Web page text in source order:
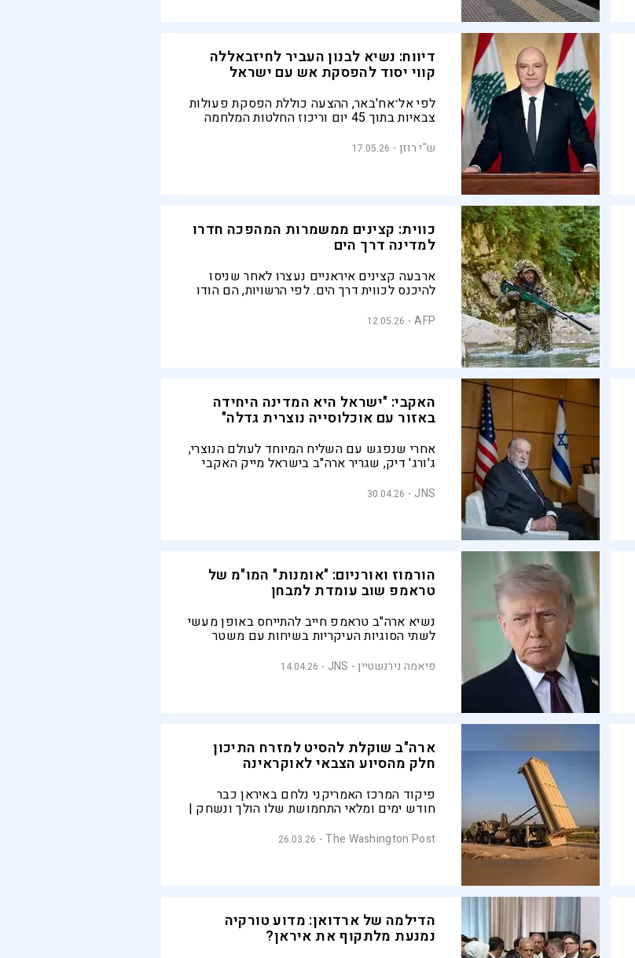
דיווח: נשיא לבנון העביר לחיזבאללה
קווי יסוד להפסקת אש עם ישראל
לפי אל־אח'באר, ההצעה כוללת הפסקת פעולות
צבאיות בתוך 45 יום וריכוז החלטות המלחמה
המרכזית היא אם לבנון מסוגלת לאכוף את
ההסדר על חיזבאללה
ש"י רוזן 17.05.26
כווית: קצינים ממשמרות המהפכה חדרו
למדינה דרך הים
ארבעה קצינים איראניים נעצרו לאחר שניסו
להיכנס לכווית דרך הים. לפי הרשויות, הם הודו
לבצע פעולה עוינת במדינה
AFP
12.05.26
האקבי: "ישראל היא המדינה היחידה
באזור עם אוכלוסייה נוצרית גדלה"
אחרי שנפגש עם השליח המיוחד לעולם הנוצרי,
ג'ורג' דיק, שגריר ארה"ב בישראל מייק האקבי
כבסיס לחברה חופשית ומשגשגת"
JNS
30.04.26
הורמוז ואורניום: "אומנות" המו"מ של
טראמפ שוב עומדת למבחן
נשיא ארה"ב טראמפ חייב להתייחס באופן מעשי
לשתי הסוגיות העיקריות בשיחות עם משטר
המלחמה אין משמעות רבה אם גם הדורות
האיראניים הבאים ימשיכו להילחם בישראל
פיאמה נירנשטיין - JNS 14.04.26
ארה"ב שוקלת להסיט למזרח התיכון
חלק מהסיוע הצבאי לאוקראינה
פיקוד המרכז האמריקני נלחם באיראן כבר
חודש ימים ומלאי התחמושת שלו הולך ונשחק |
להעביר מערכות הגנה אווירית מתקדמות, שיועדו
להגיע לאוקראינה, ל"בעלות בריתה" במזרח
The Washington Post
26.03.26
הדילמה של ארדואן: מדוע טורקיה
נמנעת מלתקוף את איראן?